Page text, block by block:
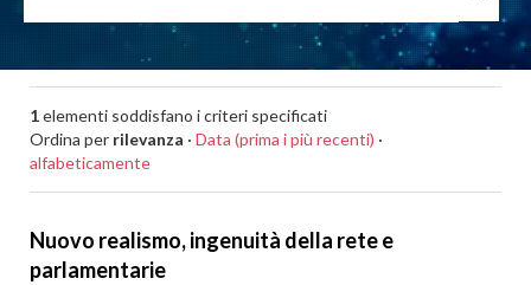
1elementi soddisfano i criteri specificati
Ordina per rilevanza · Data (prima i più recenti) ·
alfabeticamente
Nuovo realismo, ingenuità della rete e
parlamentarie